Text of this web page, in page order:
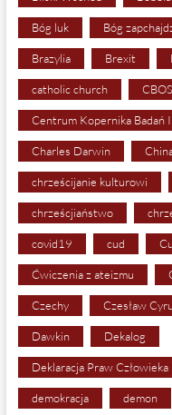
Bóg luk Bóg
Brazylia Brexit
catholic church CBOS
Centrum Kopernika Badań
Charles Darwin
chrześcijanie kulturowi
chrześcjiaństwo
covid19 cud
Ćwiczenia z ateizmu
Czechy Czesław
Dawkin Dekalog
Deklaracja Praw
demokracja demon